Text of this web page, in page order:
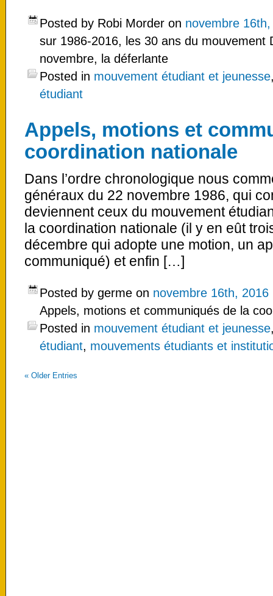
Posted by Robi Morder on novembre
sur 1986-2016, les 30 ans du mouvement
novembre, la déferlante
Posted in mouvement étudiant et jeunesse
étudiant
Appels, motions et
coordination nationale
Dans l’ordre chronologique nous
généraux du 22 novembre 1986, qui
deviennent ceux du mouvement
la coordination nationale (il y en eût
décembre qui adopte une motion, un
communiqué) et enfin […]
Posted by germe on novembre 16th, 2016
Appels, motions et communiqués de la
Posted in mouvement étudiant et jeunesse
étudiant, mouvements étudiants et
« Older Entries